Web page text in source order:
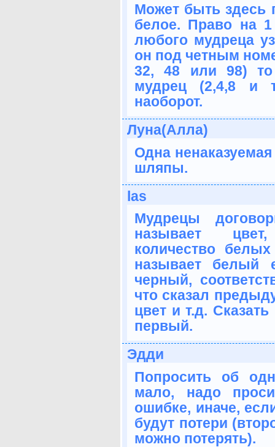
Может быть здесь
белое. Право на
любого мудреца
он под четным
32, 48 или 98)
мудрец (2,4,8 и
наоборот.
Луна(Алла)
Одна
шляпы.
las
Мудрецы
называет
количество
называет белый
черный,
что сказал
цвет и т.д.
первый.
Эдди
Попросить об
мало, надо
ошибке, иначе,
будут потери
можно потерять).